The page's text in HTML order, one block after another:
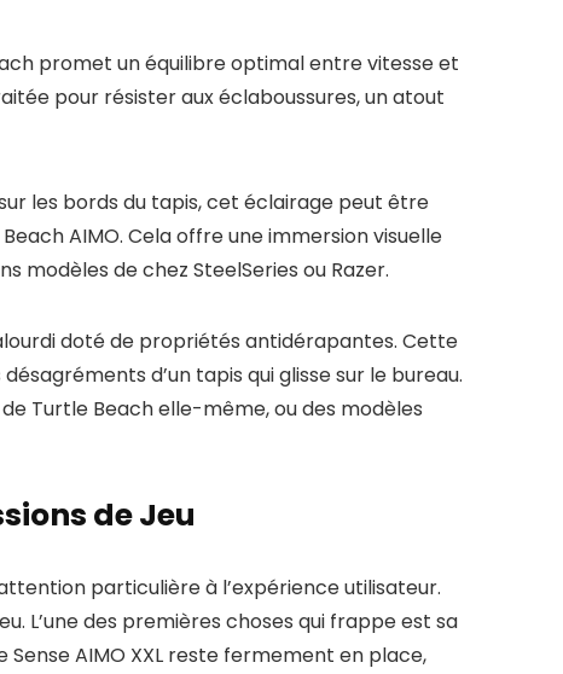
promet un équilibre optimal entre vitesse et
pour résister aux éclaboussures, un atout
les bords du tapis, cet éclairage peut être
AIMO. Cela offre une immersion visuelle
modèles de chez SteelSeries ou Razer.
doté de propriétés antidérapantes. Cette
d’un tapis qui glisse sur le bureau.
Turtle Beach elle-même, ou des modèles
de Jeu
particulière à l’expérience utilisateur.
L’une des premières choses qui frappe est sa
AIMO XXL reste fermement en place,